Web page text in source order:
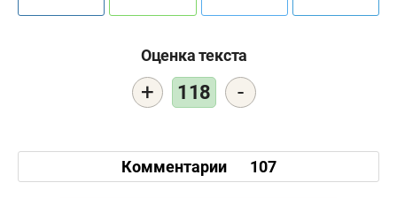
Оценка текста
+ 118 -
Комментарии 107